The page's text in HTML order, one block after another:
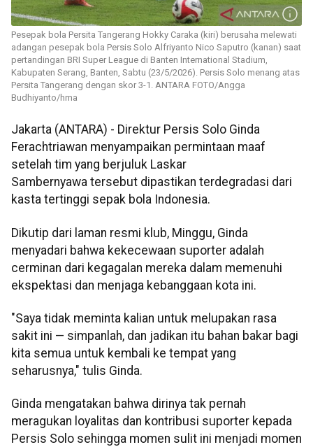
Pesepak bola Persita Tangerang Hokky Caraka (kiri) berusaha melewati
adangan pesepak bola Persis Solo Alfriyanto Nico Saputro (kanan) saat
pertandingan BRI Super League di Banten International Stadium,
Kabupaten Serang, Banten, Sabtu (23/5/2026). Persis Solo menang atas
Persita Tangerang dengan skor 3-1. ANTARA FOTO/Angga
Budhiyanto/hma
Jakarta (ANTARA) - Direktur Persis Solo Ginda
Ferachtriawan menyampaikan permintaan maaf
setelah tim yang berjuluk Laskar
Sambernyawa tersebut dipastikan terdegradasi dari
kasta tertinggi sepak bola Indonesia.
Dikutip dari laman resmi klub, Minggu, Ginda
menyadari bahwa kekecewaan suporter adalah
cerminan dari kegagalan mereka dalam memenuhi
ekspektasi dan menjaga kebanggaan kota ini.
"Saya tidak meminta kalian untuk melupakan rasa
sakit ini — simpanlah, dan jadikan itu bahan bakar bagi
kita semua untuk kembali ke tempat yang
seharusnya," tulis Ginda.
Ginda mengatakan bahwa dirinya tak pernah
meragukan loyalitas dan kontribusi suporter kepada
Persis Solo sehingga momen sulit ini menjadi momen